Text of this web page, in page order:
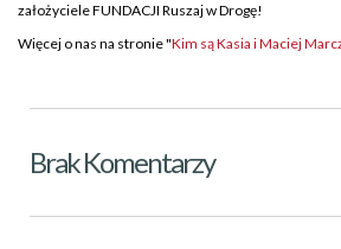
założyciele FUNDACJI Ruszaj w Drogę!
Więcej o nas na stronie "Kim są Kasia i Maciej
Brak Komentarzy